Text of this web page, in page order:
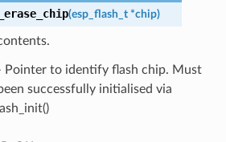
(esp_flash_t *chip)
Pointer to identify flash chip. Must
successfully initialised via